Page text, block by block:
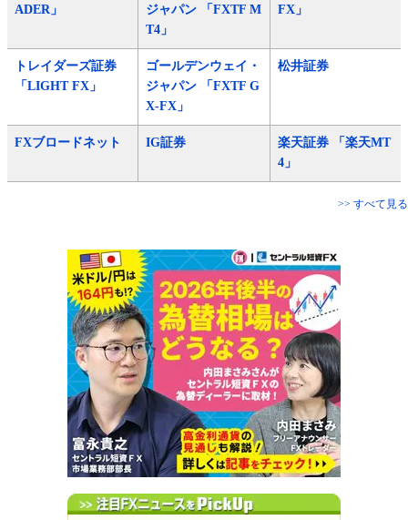
ADER」
ジャパン 「FXTF M
T4」
FX」
トレイダーズ証券
「LIGHT FX」
ゴールデンウェイ・
ジャパン 「FXTF G
X-FX」
松井証券
FXブロードネット IG証券
楽天証券 「楽天MT
4」
>> すべて見る